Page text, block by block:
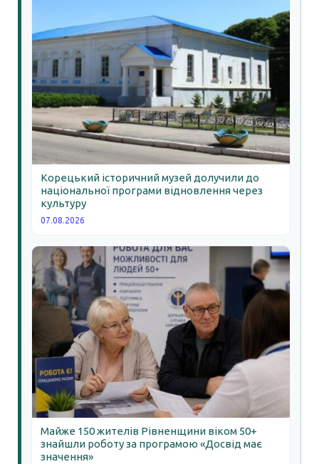
Корецький історичний музей долучили до
національної програми відновлення через
культуру
07.08.2026
Майже 150 жителів Рівненщини віком 50+
знайшли роботу за програмою «Досвід має
значення»